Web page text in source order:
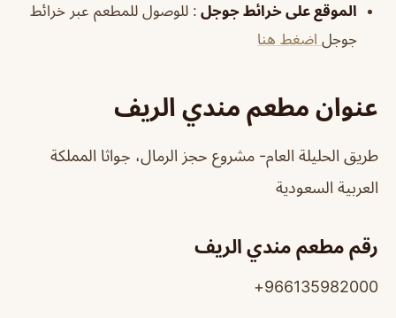
الموقع على خرائط جوجل : للوصول للمطعم عبر خرائط
جوجل اضغط هنا
عنوان مطعم مندي الريف
طريق الحليلة العام- مشروع حجز الرمال، جواثا المملكة
العربية السعودية
رقم مطعم مندي الريف
966135982000+